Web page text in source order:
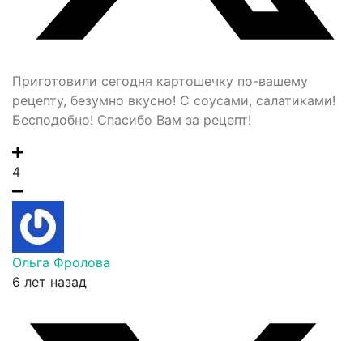
Приготовили сегодня картошечку по-вашему
рецепту, безумно вкусно! С соусами, салатиками!
Бесподобно! Спасибо Вам за рецепт!
4
Ольга Фролова
6 лет назад